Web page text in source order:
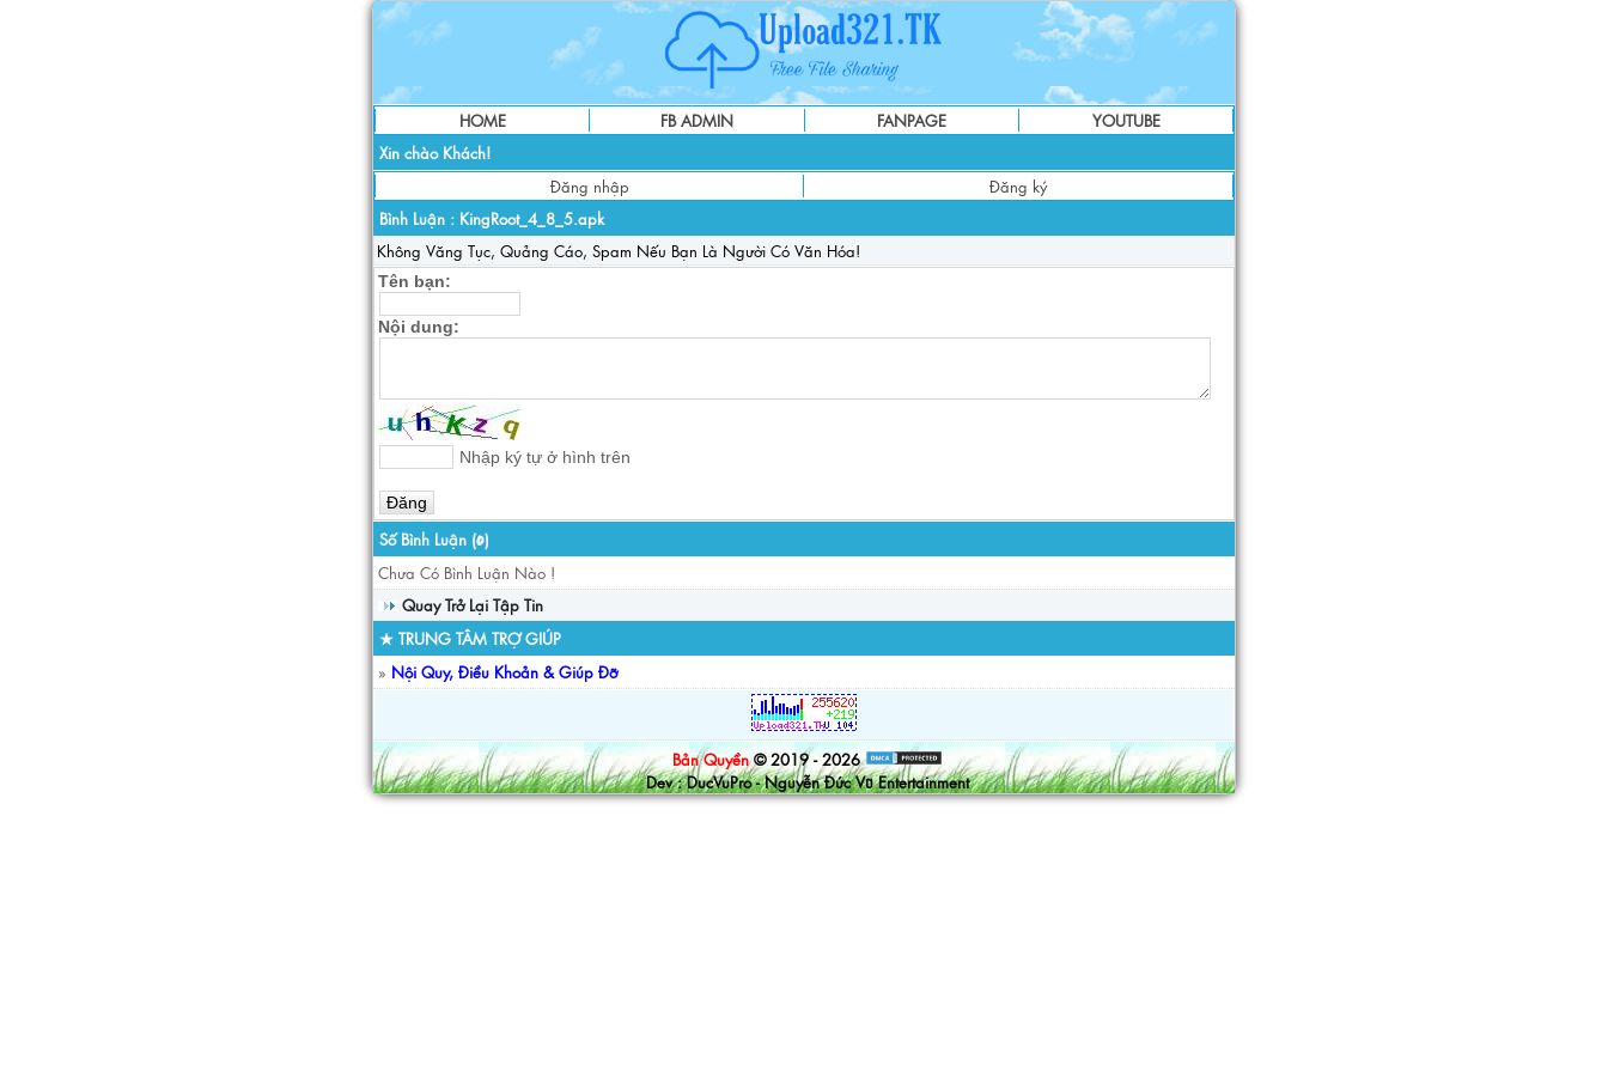
HOME FB ADMIN FANPAGE
YOUTUBE
Xin chào Khách!
Đăng nhập
Đăng ký
Bình Luận : KingRoot_4_8_5.apk
Không Văng Tục, Quảng Cáo, Spam Nếu Bạn Là Người Có Văn Hóa!
Tên bạn:
Nội dung:
Nhập ký tự ở hình trên
Số Bình Luận (0)
Chưa Có Bình Luận Nào !
Quay Trở Lại Tập Tin
★ TRUNG TÂM TRỢ GIÚP
» Nội Quy, Điều Khoản & Giúp Đỡ
Bản Quyền © 2019 - 2026
Dev : DucVuPro - Nguyễn Đức Vũ Entertainment